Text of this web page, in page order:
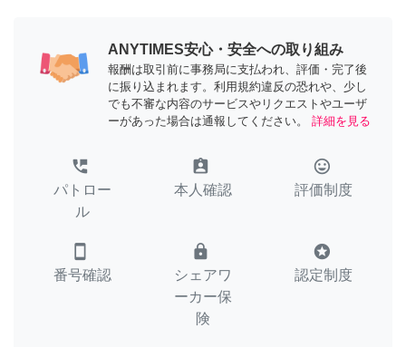
ANYTIMES安心・安全への取り組み
報酬は取引前に事務局に支払われ、評価・完了後
に振り込まれます。利用規約違反の恐れや、少し
でも不審な内容のサービスやリクエストやユーザ
ーがあった場合は通報してください。
詳細を見る
perm_phone_msg
パトロー
ル
assignment_ind
本人確認
tag_faces
評価制度
smartphone
番号確認
lock
シェアワ
ーカー保
険
stars
認定制度